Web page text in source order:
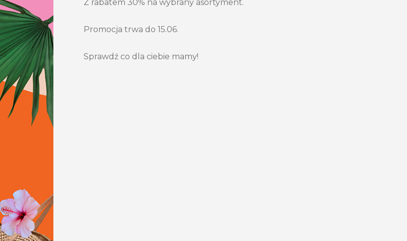
Z rabatem 30% na wybrany asortyment.
Promocja trwa do 15.06.
Sprawdź co dla ciebie mamy!